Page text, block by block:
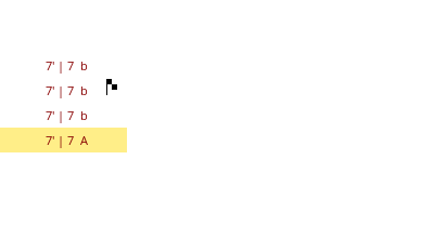
7'| 7 b
7'| 7 b
7'| 7 b
7'| 7 A